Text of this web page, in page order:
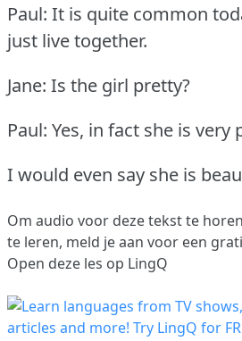
Paul: It is quite common
just live together.
Jane: Is the girl pretty?
Paul: Yes, in fact she is very
I would even say she is
Om audio voor deze tekst te
te leren, meld je aan voor een
Open deze les op LingQ